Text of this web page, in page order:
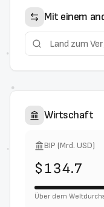
Mit einem
Wirtschaft
BIP (Mrd. USD)
$134.7
Über dem